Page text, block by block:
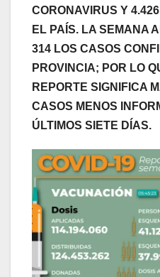
CORONAVIRUS Y
EL PAÍS. LA SEMANA
314 LOS CASOS
PROVINCIA; POR LO
REPORTE SIGNIFICA
CASOS MENOS
ÚLTIMOS SIETE DÍAS.